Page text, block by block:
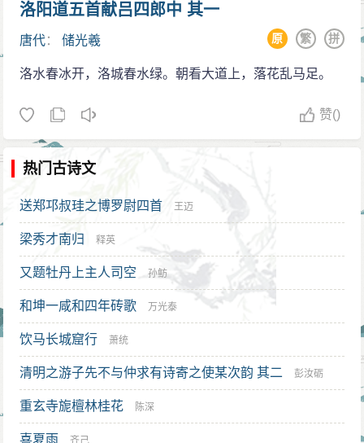
洛阳道五首献吕四郎中 其一
唐代：储光羲 拼
繁
原
洛水春冰开，洛城春水绿。朝看大道上，落花乱马足。
赞()
热门古诗文
送郑邛叔珪之博罗尉四首 王迈
梁秀才南归 释英
又题牡丹上主人司空 孙鲂
和坤一咸和四年砖歌 万光泰
饮马长城窟行 萧统
清明之游子先不与仲求有诗寄之使某次韵 其二 彭汝砺
重玄寺旎檀林桂花 陈深
喜夏雨 齐己